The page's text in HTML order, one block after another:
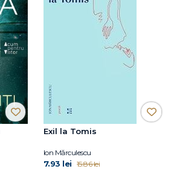
Exil la Tomis
Ion Mărculescu
7.93 lei 15.86 lei